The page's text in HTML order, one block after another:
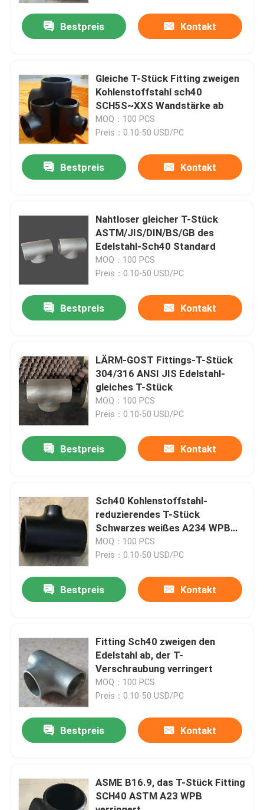
Über uns
Kontakte
Produkte
LÄRM Rohr-Flansch
ANSI-Rohr-Flansch
GOST Standard-Flansche
Flansch en 1092
Bestpreis Kontakt
Gleiche T-Stück Fitting zweigen
Kohlenstoffstahl sch40
SCH5S~XXS Wandstärke ab
MOQ：100 PCS
Preis：0.10-50 USD/PC
Bestpreis Kontakt
Nahtloser gleicher T-Stück
ASTM/JIS/DIN/BS/GB des
Edelstahl-Sch40 Standard
MOQ：100 PCS
Preis：0.10-50 USD/PC
Bestpreis Kontakt
LÄRM-GOST Fittings-T-Stück
304/316 ANSI JIS Edelstahl-
gleiches T-Stück
MOQ：100 PCS
Preis：0.10-50 USD/PC
Bestpreis Kontakt
Sch40 Kohlenstoffstahl-
reduzierendes T-Stück
Schwarzes weißes A234 WPB
CT20 Q235
MOQ：100 PCS
Preis：0.10-50 USD/PC
Bestpreis Kontakt
Fitting Sch40 zweigen den
Edelstahl ab, der T-
Verschraubung verringert
MOQ：100 PCS
Preis：0.10-50 USD/PC
Bestpreis Kontakt
ASME B16.9, das T-Stück Fitting
SCH40 ASTM A23 WPB